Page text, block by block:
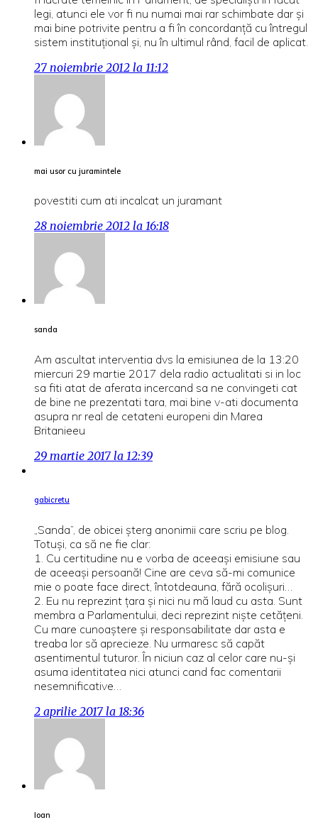
legi, atunci ele vor fi nu numai mai rar schimbate dar şi
mai bine potrivite pentru a fi în concordanţă cu întregul
sistem instituţional şi, nu în ultimul rând, facil de aplicat.
27 noiembrie 2012 la 11:12
mai usor cu juramintele
povestiti cum ati incalcat un juramant
28 noiembrie 2012 la 16:18
sanda
Am ascultat interventia dvs la emisiunea de la 13:20
miercuri 29 martie 2017 dela radio actualitati si in loc
sa fiti atat de aferata incercand sa ne convingeti cat
de bine ne prezentati tara, mai bine v-ati documenta
asupra nr real de cetateni europeni din Marea
Britanieeu
29 martie 2017 la 12:39
gabicretu
„Sanda”, de obicei șterg anonimii care scriu pe blog.
Totuși, ca să ne fie clar:
1. Cu certitudine nu e vorba de aceeași emisiune sau
de aceeași persoană! Cine are ceva să-mi comunice
mie o poate face direct, întotdeauna, fără ocolișuri…
2. Eu nu reprezint țara și nici nu mă laud cu asta. Sunt
membra a Parlamentului, deci reprezint niște cetățeni.
Cu mare cunoaștere și responsabilitate dar asta e
treaba lor să aprecieze. Nu urmaresc să capăt
asentimentul tuturor. În niciun caz al celor care nu-și
asuma identitatea nici atunci cand fac comentarii
nesemnificative…
2 aprilie 2017 la 18:36
Ioan